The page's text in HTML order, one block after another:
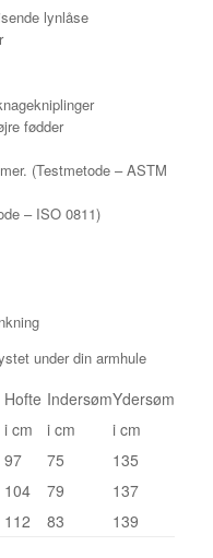
lynlåse
fødder
(Testmetode – ASTM
– ISO 0811)
under din armhule
Hofte
i cm
Indersøm
i cm
Ydersøm
i cm
97 75
135
104 79
137
112 83 139